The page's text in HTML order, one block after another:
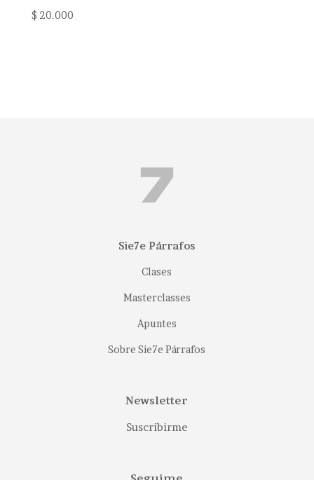
$ 20.000
Sie7e Párrafos
Clases
Masterclasses
Apuntes
Sobre Sie7e Párrafos
Newsletter
Suscribirme